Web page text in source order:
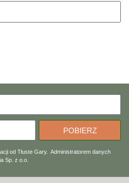
POBIERZ
od Tłuste Gary. Administratorem danych
Sp. z o.o.